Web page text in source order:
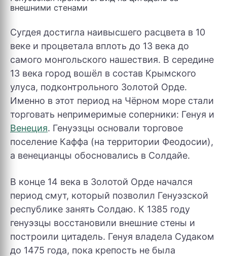
внешними стенами
Сугдея достигла наивысшего расцвета в 10
веке и процветала вплоть до 13 века до
самого монгольского нашествия. В середине
13 века город вошёл в состав Крымского
улуса, подконтрольного Золотой Орде.
Именно в этот период на Чёрном море стали
торговать непримеримые соперники: Генуя и
Венеция. Генуэзцы основали торговое
поселение Каффа (на территории Феодосии),
а венецианцы обосновались в Солдайе.
В конце 14 века в Золотой Орде начался
период смут, который позволил Генуэзской
республике занять Солдаю. К 1385 году
генуэзцы восстановили внешние стены и
построили цитадель. Генуя владела Судаком
до 1475 года, пока крепость не была